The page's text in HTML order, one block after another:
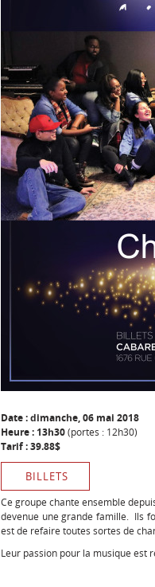
Date : dimanche, 06 mai 2018
Heure : 13h30(portes : 12h30)
Tarif : 39.88$
BILLETS
Ce groupe chante ensemble
devenue une grande famille. Ils
est de refaire toutes sortes de
Leur passion pour la musique est